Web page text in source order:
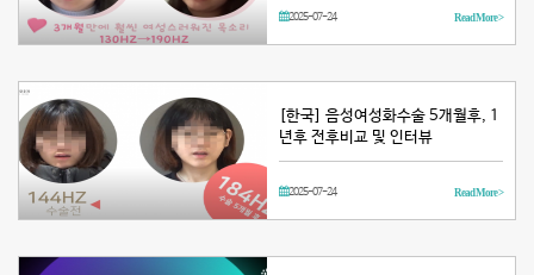
2025-07-24 Read More >
[한국] 음성여성화수술 5개월후, 1
년후 전후비교 및 인터뷰
2025-07-24 Read More >